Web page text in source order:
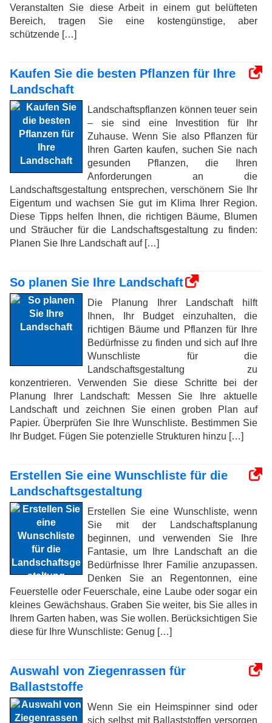
Veranstalten Sie diese Arbeit in einem gut belüfteten
Bereich, tragen Sie eine kostengünstige, aber
schützende […]
Kaufen Sie die besten Pflanzen für Ihre
Landschaft
Landschaftspflanzen können teuer sein
– sie sind eine Investition für Ihr
Zuhause. Wenn Sie also Pflanzen für
Ihren Garten kaufen, suchen Sie nach
gesunden Pflanzen, die Ihren
Anforderungen an die
Landschaftsgestaltung entsprechen, verschönern Sie Ihr
Eigentum und wachsen Sie gut im Klima Ihrer Region.
Diese Tipps helfen Ihnen, die richtigen Bäume, Blumen
und Sträucher für die Landschaftsgestaltung zu finden:
Planen Sie Ihre Landschaft auf […]
So planen Sie Ihre Landschaft
Die Planung Ihrer Landschaft hilft
Ihnen, Ihr Budget einzuhalten, die
richtigen Bäume und Pflanzen für Ihre
Bedürfnisse zu finden und sich auf Ihre
Wunschliste für die
Landschaftsgestaltung zu
konzentrieren. Verwenden Sie diese Schritte bei der
Planung Ihrer Landschaft: Messen Sie Ihre aktuelle
Landschaft und zeichnen Sie einen groben Plan auf
Papier. Überprüfen Sie Ihre Wunschliste. Bestimmen Sie
Ihr Budget. Fügen Sie potenzielle Strukturen hinzu […]
Erstellen Sie eine Wunschliste für die
Landschaftsgestaltung
Erstellen Sie eine Wunschliste, wenn
Sie mit der Landschaftsplanung
beginnen, und verwenden Sie Ihre
Fantasie, um Ihre Landschaft an die
Bedürfnisse Ihrer Familie anzupassen.
Denken Sie an Regentonnen, eine
Feuerstelle oder Feuerschale, eine Laube oder sogar ein
kleines Gewächshaus. Graben Sie weiter, bis Sie alles in
Ihrem Garten haben, was Sie wollen. Berücksichtigen Sie
diese für Ihre Wunschliste: Genug […]
Auswahl von Ziegenrassen für
Ballaststoffe
Wenn Sie ein Heimspinner sind oder
sich selbst mit Ballaststoffen versorgen